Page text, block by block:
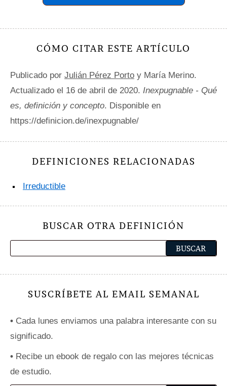
CÓMO CITAR ESTE ARTÍCULO
Publicado por Julián Pérez Porto y María Merino.
Actualizado el 16 de abril de 2020. Inexpugnable - Qué
es, definición y concepto. Disponible en
https://definicion.de/inexpugnable/
DEFINICIONES RELACIONADAS
Irreductible
BUSCAR OTRA DEFINICIÓN
SUSCRÍBETE AL EMAIL SEMANAL
• Cada lunes enviamos una palabra interesante con su
significado.
• Recibe un ebook de regalo con las mejores técnicas
de estudio.